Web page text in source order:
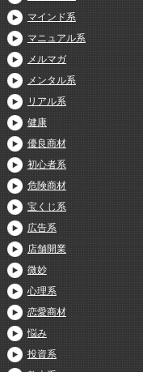
マインド系
マニュアル系
メルマガ
メンタル系
リアル系
健康
優良商材
初心者系
危険商材
宝くじ系
広告系
店舗開業
微妙
心理系
恋愛商材
悩み
投資系